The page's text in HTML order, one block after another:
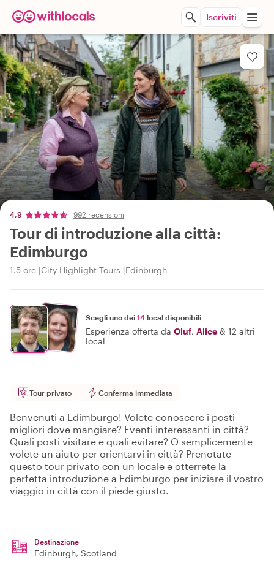
Iscriviti
4,9 992 recensioni
Tour di introduzione alla città:
Edimburgo
1.5 ore City Highlight Tours Edinburgh
Scegli uno dei 14 local disponibili
Esperienza offerta da Oluf, Alice & 12 altri
local
Tour privato Conferma immediata
Benvenuti a Edimburgo! Volete conoscere i posti
migliori dove mangiare? Eventi interessanti in città?
Quali posti visitare e quali evitare? O semplicemente
volete un aiuto per orientarvi in città? Prenotate
questo tour privato con un locale e otterrete la
perfetta introduzione a Edimburgo per iniziare il vostro
viaggio in città con il piede giusto.
Destinazione
Edinburgh, Scotland